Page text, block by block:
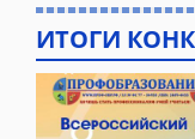
ИТОГИ